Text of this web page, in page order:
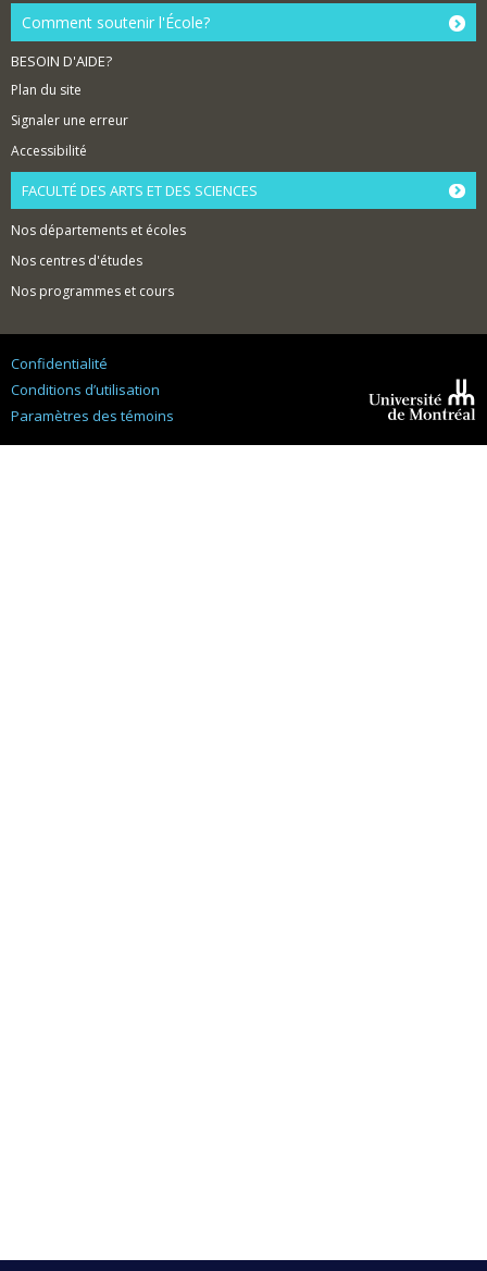
Comment soutenir l'École?
BESOIN D'AIDE?
Plan du site
Signaler une erreur
Accessibilité
FACULTÉ DES ARTS ET DES SCIENCES
Nos départements et écoles
Nos centres d'études
Nos programmes et cours
Confidentialité
Conditions d’utilisation
Paramètres des témoins
Montréal